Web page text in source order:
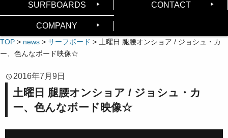
SURFBOARDS CONTACT
COMPANY
TOP > news > サーフボード > 土曜日 腿腰オンショア / ジョシュ・カ
ー、色んなボード映像☆
2016年7月9日
土曜日 腿腰オンショア / ジョシュ・カ
ー、色んなボード映像☆